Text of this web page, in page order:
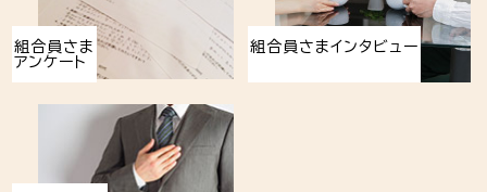
組合員さま
アンケート
組合員さまインタビュー